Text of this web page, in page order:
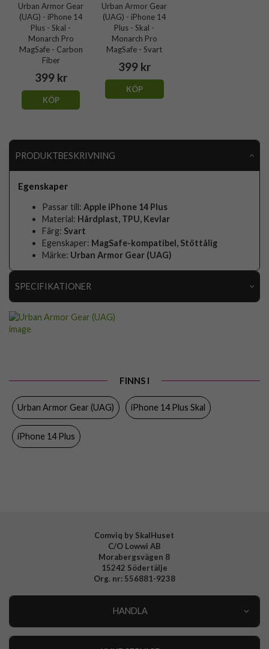
Urban Armor Gear
(UAG) - iPhone 14
Plus - Skal -
Monarch Pro
MagSafe - Carbon
Fiber
399 kr
KÖP
Urban Armor Gear
(UAG) - iPhone 14
Plus - Skal -
Monarch Pro
MagSafe - Svart
399 kr
KÖP
PRODUKTBESKRIVNING
Egenskaper
Passar till:Apple iPhone 14 Plus
Material: Hårdplast, TPU, Kevlar
Färg: Svart
Egenskaper: MagSafe-kompatibel, Stöttålig
Märke: Urban Armor Gear (UAG)
SPECIFIKATIONER
Artikelnummer
Passar till
MagSafe-kompatibel, Stöttålig
Färg
Material Hårdplast (PC), Kevlar, Mjukplast (TPU)
Varumärke
FINNS I
Urban Armor Gear (UAG) iPhone 14 Plus Skal
iPhone 14 Plus
Comviq by SkalHuset
C/O Lowwi AB
Morabergsvägen 8
15242 Södertälje
Org. nr: 556881-9238
HANDLA